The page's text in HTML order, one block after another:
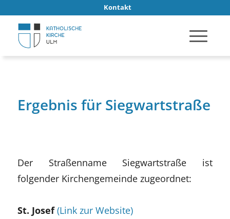
Kontakt
Ergebnis für Siegwartstraße
Der Straßenname Siegwartstraße ist
folgender Kirchengemeinde zugeordnet:
St. Josef(Link zur Website)